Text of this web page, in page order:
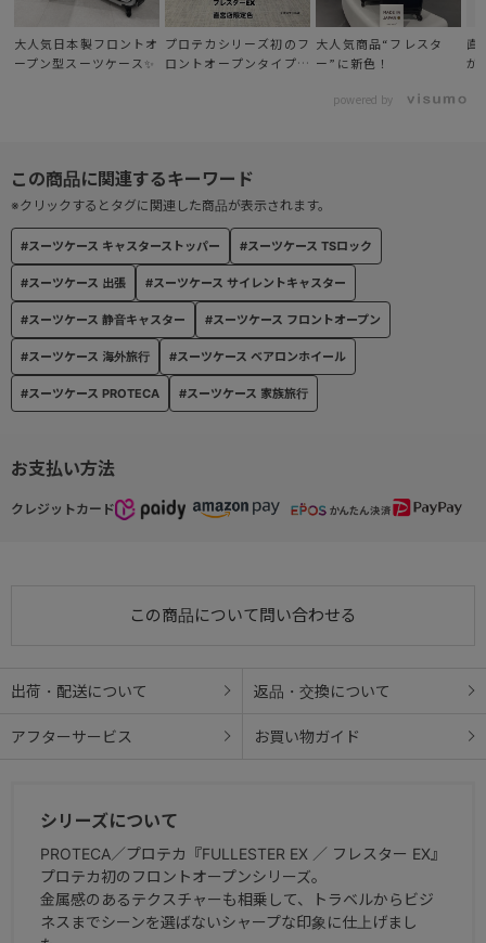
ロンホイールを搭載。
● サイレントキャスター®
公的機関の検査に基づき、従来品に比べ約30％の体感音量軽減が証
● TSダイヤルファスナーロック
TSダイヤルファスナーロック(Travel Sentry®認可ロック)搭載で、
施錠したまま預け入れ可能。
※鍵の付属はしません。
お支払い方法
クレジットカード
この商品について問い合わせる
出荷・配送について 返品・交換について
アフターサービス お買い物ガイド
#スーツケース キャスターストッパー #スーツケース TSロック
#スーツケース 出張 #スーツケース サイレントキャスター
#スーツケース 静音キャスター #スーツケース フロントオープン
#スーツケース 海外旅行 #スーツケース ベアロンホイール
#スーツケース PROTECA #スーツケース 家族旅行
※クリックするとタグに関連した商品が表示されます。
大人気日本製フロントオ
ープン型スーツケース✨
プロテカシリーズ初のフ
ロントオープンタイプ
大人気商品“フレスタ
ー”に新色！
直
が
powered by
シリーズについて
PROTECA／プロテカ『FULLESTER EX ／ フレスター EX』
プロテカ初のフロントオープンシリーズ。
金属感のあるテクスチャーも相乗して、トラベルからビジ
ネスまでシーンを選ばないシャープな印象に仕上げまし